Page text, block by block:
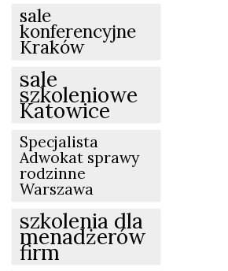
sale
konferencyjne
Kraków
sale
szkoleniowe
Katowice
Specjalista
Adwokat sprawy
rodzinne
Warszawa
szkolenia dla
menadżerów
firm